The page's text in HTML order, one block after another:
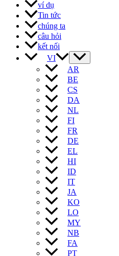
ví dụ
Tin tức
chúng ta
câu hỏi
kết nối
VI
AR
BE
CS
DA
NL
FI
FR
DE
EL
HI
ID
IT
JA
KO
LO
MY
NB
FA
PT